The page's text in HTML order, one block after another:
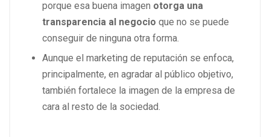
porque esa buena imagen otorga una
transparencia al negocio que no se puede
conseguir de ninguna otra forma.
Aunque el marketing de reputación se enfoca,
principalmente, en agradar al público objetivo,
también fortalece la imagen de la empresa de
cara al resto de la sociedad.